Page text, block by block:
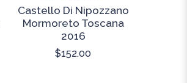
Castello Di Nipozzano
Mormoreto Toscana
2016
$152.00